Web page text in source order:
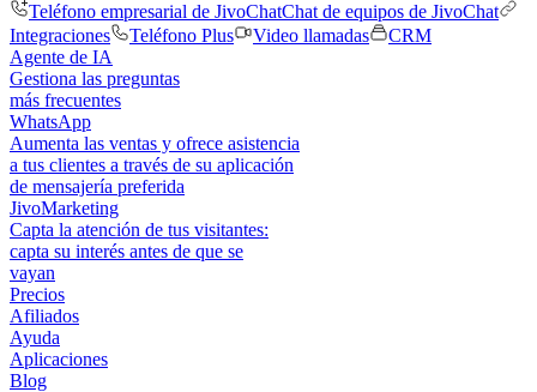
Teléfono empresarial de JivoChatChat de equipos de JivoChat
Integraciones
Teléfono Plus Video llamadas
CRM
Agente de IA
Gestiona las preguntas
más frecuentes
WhatsApp
Aumenta las ventas y ofrece asistencia
a tus clientes a través de su aplicación
de mensajería preferida
JivoMarketing
Capta la atención de tus visitantes:
capta su interés antes de que se
vayan
Precios
Afiliados
Ayuda
Aplicaciones
Blog